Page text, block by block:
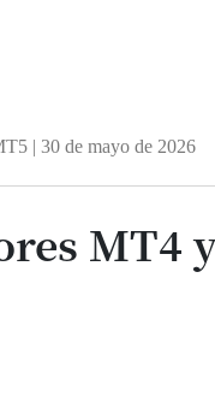
| 30 de mayo de 2026
MT4